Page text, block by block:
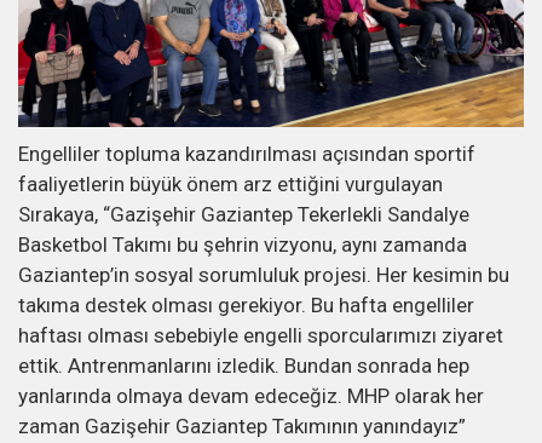
Engelliler topluma kazandırılması açısından sportif
faaliyetlerin büyük önem arz ettiğini vurgulayan
Sırakaya, “Gazişehir Gaziantep Tekerlekli Sandalye
Basketbol Takımı bu şehrin vizyonu, aynı zamanda
Gaziantep’in sosyal sorumluluk projesi. Her kesimin bu
takıma destek olması gerekiyor. Bu hafta engelliler
haftası olması sebebiyle engelli sporcularımızı ziyaret
ettik. Antrenmanlarını izledik. Bundan sonrada hep
yanlarında olmaya devam edeceğiz. MHP olarak her
zaman Gazişehir Gaziantep Takımının yanındayız”